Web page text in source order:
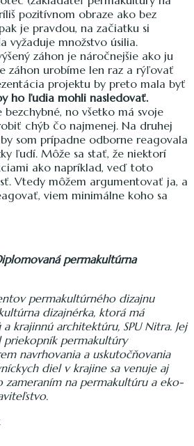
pozitívnom obraze ako bez
je pravdou, na začiatku si
vyžaduje množstvo úsilia.
záhon je náročnejšie ako ju
záhon urobíme len raz a rýľovať
projektu by preto mala byť
ho ľudia mohli nasledovať.
bezchybné, no všetko má svoje
chýb čo najmenej. Na druhej
som prípadne odborne reagovala
ľudí. Môže sa stať, že niektorí
ako napríklad, veď toto
Vtedy môžem argumentovať ja, a
viem minimálne koho sa
permakultúrna
permakultúrného dizajnu
dizajnérka, ktorá má
krajinnú architektúru, SPU Nitra. Jej
permakultúry
navrhovania a uskutočňovania
diel v krajine sa venuje aj
zameraním na permakultúru a eko-